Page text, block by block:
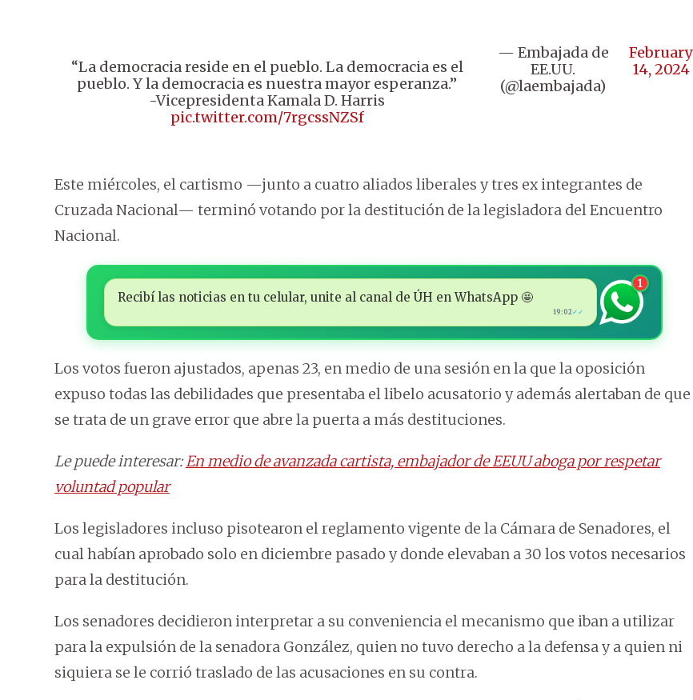
“La democracia reside en el pueblo. La democracia es el
pueblo. Y la democracia es nuestra mayor esperanza.”
-Vicepresidenta Kamala D. Harris
pic.twitter.com/7rgcssNZSf
— Embajada de
EE.UU.
(@laembajada)
February
14, 2024
Este miércoles, el cartismo —junto a cuatro aliados liberales y tres ex integrantes de
Cruzada Nacional— terminó votando por la destitución de la legisladora del Encuentro
Nacional.
Recibí las noticias en tu celular, unite al canal de ÚH en WhatsApp 🤩
19:02✓✓
1
Los votos fueron ajustados, apenas 23, en medio de una sesión en la que la oposición
expuso todas las debilidades que presentaba el libelo acusatorio y además alertaban de que
se trata de un grave error que abre la puerta a más destituciones.
Le puede interesar:En medio de avanzada cartista, embajador de EEUU aboga por respetar
voluntad popular
Los legisladores incluso pisotearon el reglamento vigente de la Cámara de Senadores, el
cual habían aprobado solo en diciembre pasado y donde elevaban a 30 los votos necesarios
para la destitución.
Los senadores decidieron interpretar a su conveniencia el mecanismo que iban a utilizar
para la expulsión de la senadora González, quien no tuvo derecho a la defensa y a quien ni
siquiera se le corrió traslado de las acusaciones en su contra.